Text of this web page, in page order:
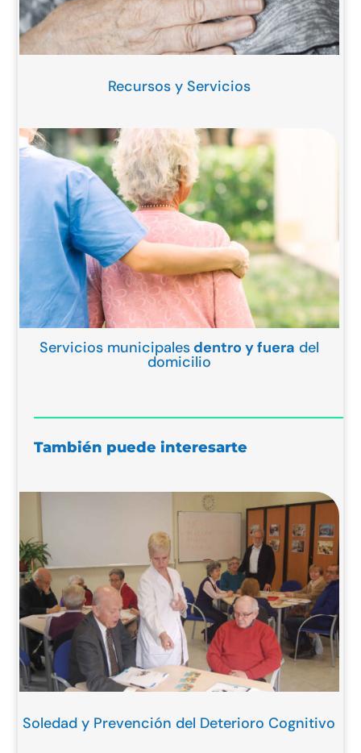
Recursos y Servicios
Servicios municipalesdentro y fuera del
domicilio
También puede interesarte
Soledad y Prevención del Deterioro Cognitivo